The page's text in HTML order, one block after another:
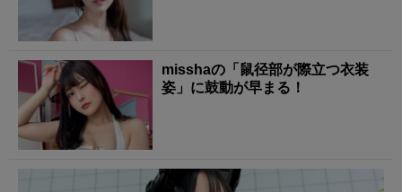
misshaの「鼠径部が際立つ衣装
姿」に鼓動が早まる！